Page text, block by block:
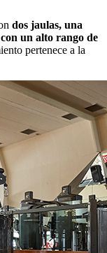
dos jaulas, una
un alto rango de
pertenece a la